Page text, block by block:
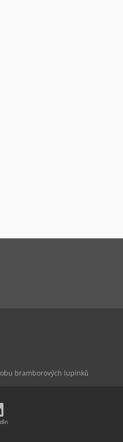
bramborových lupínků